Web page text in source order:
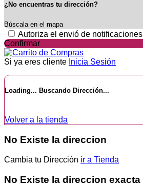
¿No encuentras tu dirección?
Búscala en el mapa
Autoriza el envió de notificaciones
Confirmar
Si ya eres cliente Inicia Sesión
Loading... Buscando Dirección...
Volver a la tienda
No Existe la direccion
Cambia tu Dirección ir a Tienda
No Existe la direccion exacta